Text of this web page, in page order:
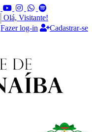
Olá, Visitante!
Fazer log-in
Cadastrar-se